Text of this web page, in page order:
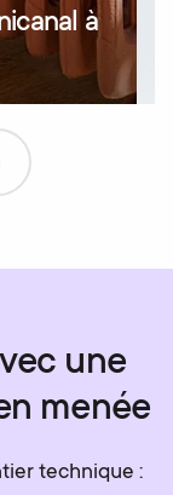
à
une
menée
technique :